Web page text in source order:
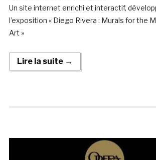
Un site internet enrichi et interactif,
l’exposition « Diego Rivera : Murals for the
Art »
Lire la suite →